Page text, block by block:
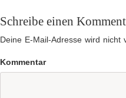
Schreibe einen
Deine E-Mail-Adresse wird nicht
Kommentar